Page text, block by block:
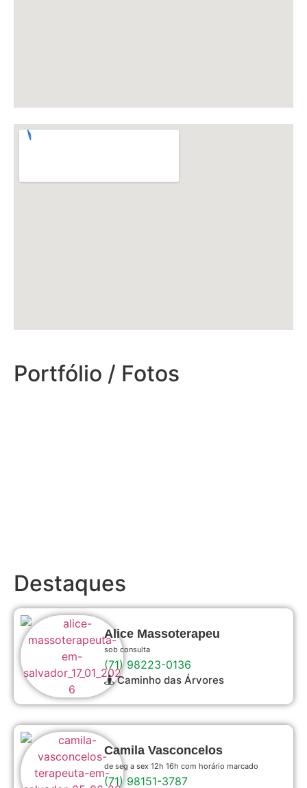
Portfólio / Fotos
Destaques
Alice Massoterapeu
sob consulta
(71) 98223-0136
Caminho das Árvores
Camila Vasconcelos
de seg a sex 12h 16h com horário marcado
(71) 98151-3787